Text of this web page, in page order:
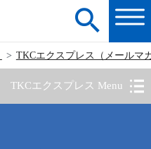
TKCエクスプレス（メールマ
TKCエクスプレス Menu